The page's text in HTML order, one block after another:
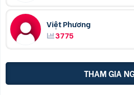
Việt Phương
3775
THAM GIA